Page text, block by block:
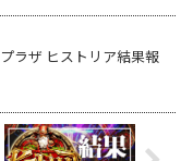
ラザ ヒストリア結果報